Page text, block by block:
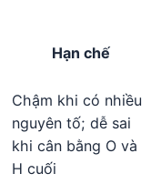
Hạn chế
Chậm khi có nhiều
nguyên tố; dễ sai
khi cân bằng O và
H cuối